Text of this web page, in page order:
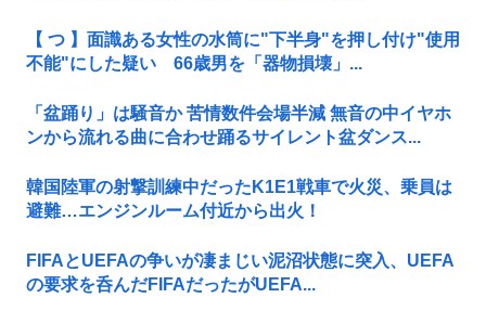
【 つ 】面識ある女性の水筒に"下半身"を押し付け"使用
不能"にした疑い 66歳男を「器物損壊」...
「盆踊り」は騒音か 苦情数件会場半減 無音の中イヤホ
ンから流れる曲に合わせ踊るサイレント盆ダンス...
韓国陸軍の射撃訓練中だったK1E1戦車で火災、乗員は
避難…エンジンルーム付近から出火！
FIFAとUEFAの争いが凄まじい泥沼状態に突入、UEFA
の要求を呑んだFIFAだったがUEFA...